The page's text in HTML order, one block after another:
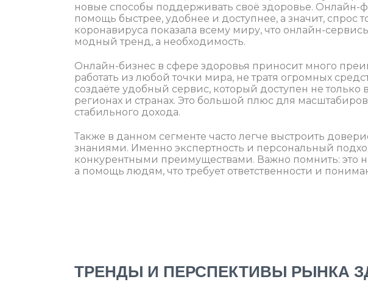
новые способы поддерживать своё здоровье. Онлайн-
помощь быстрее, удобнее и доступнее, а значит, спрос
коронавируса показала всему миру, что онлайн-
модный тренд, а необходимость.
Онлайн-бизнес в сфере здоровья приносит много
работать из любой точки мира, не тратя огромных
создаёте удобный сервис, который доступен не
регионах и странах. Это большой плюс для
стабильного дохода.
Также в данном сегменте часто легче выстроить
знаниями. Именно экспертность и персональный
конкурентными преимуществами. Важно помнить: это
а помощь людям, что требует ответственности и
ТРЕНДЫ И ПЕРСПЕКТИВЫ РЫНКА